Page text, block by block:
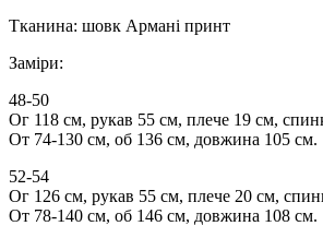
Тканина: шовк Армані принт
Заміри:
48-50
Ог 118 см, рукав 55 см, плече 19 см,
От 74-130 см, об 136 см, довжина 105 см.
52-54
Ог 126 см, рукав 55 см, плече 20 см,
От 78-140 см, об 146 см, довжина 108 см.